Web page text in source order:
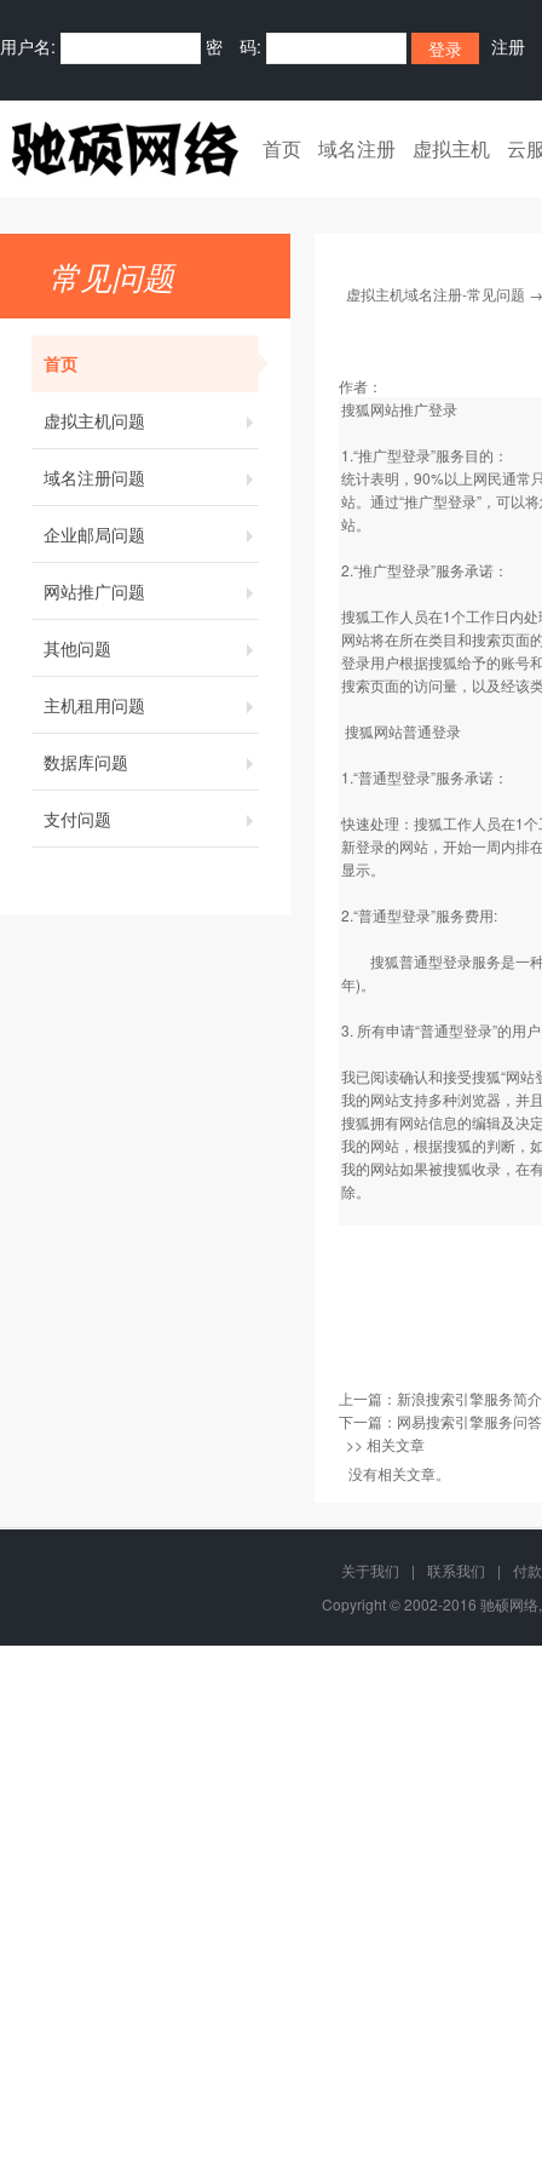
用户名: 密 码: 注册
首页 域名注册 虚拟主机 云
常见问题
首页
虚拟主机问题
域名注册问题
企业邮局问题
网站推广问题
其他问题
主机租用问题
数据库问题
支付问题
虚拟主机域名注册-常见问题
作者：
搜狐网站推广登录
1.“推广型登录”服务目的：
统计表明，90%以上网民通常
站。通过“推广型登录”，可以
站。
2.“推广型登录”服务承诺：
搜狐工作人员在1个工作日内
网站将在所在类目和搜索页面
登录用户根据搜狐给予的账号
搜索页面的访问量，以及经该
搜狐网站普通登录
1.“普通型登录”服务承诺：
快速处理：搜狐工作人员在1
新登录的网站，开始一周内排
显示。
2.“普通型登录”服务费用:
搜狐普通型登录服务是一种
年)。
3. 所有申请“普通型登录”的用
我已阅读确认和接受搜狐“网站
我的网站支持多种浏览器，并
搜狐拥有网站信息的编辑及决
我的网站，根据搜狐的判断，
我的网站如果被搜狐收录，在
除。
上一篇： 新浪搜索引擎服务简介
下一篇： 网易搜索引擎服务问答
>> 相关文章
没有相关文章。
关于我们 | 联系我们 |
付
Copyright © 2002-2016 驰硕网